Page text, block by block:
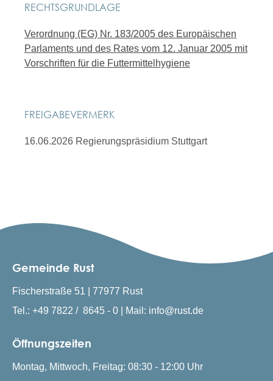
RECHTSGRUNDLAGE
Verordnung (EG) Nr. 183/2005 des Europäischen
Parlaments und des Rates vom 12. Januar 2005 mit
Vorschriften für die Futtermittelhygiene
FREIGABEVERMERK
16.06.2026 Regierungspräsidium Stuttgart
Gemeinde Rust
Fischerstraße 51 | 77977 Rust
Tel.: +49 7822 / 8645 - 0 | Mail: info@rust.de
Öffnungszeiten
Montag, Mittwoch, Freitag: 08:30 - 12:00 Uhr